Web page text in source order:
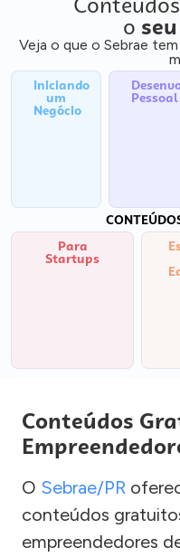
o
Veja o que o Sebrae
Iniciando
um
Negócio
Pessoal
Para
Startups
Conteúdos
O Sebrae/PR
conteúdos
empreendedores